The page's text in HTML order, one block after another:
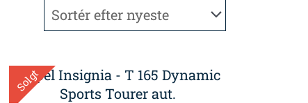
Solgt